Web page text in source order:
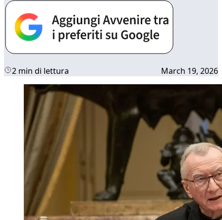
2 min di lettura March 19, 2026